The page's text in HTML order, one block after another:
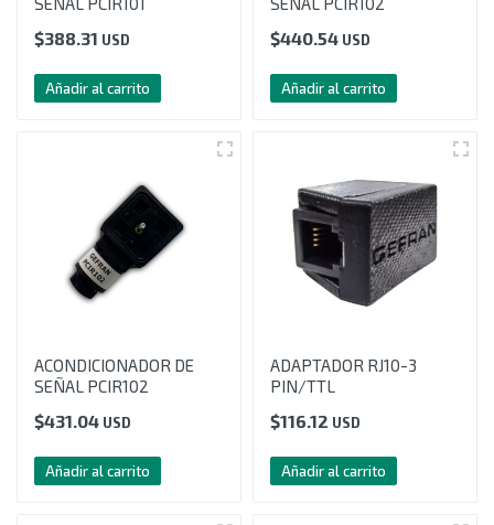
$388.31 USD
Añadir al carrito
$440.54 USD
Añadir al carrito
ACONDICIONADOR DE
SEÑAL PCIR102
$431.04 USD
Añadir al carrito
ADAPTADOR RJ10-3
PIN/TTL
$116.12 USD
Añadir al carrito